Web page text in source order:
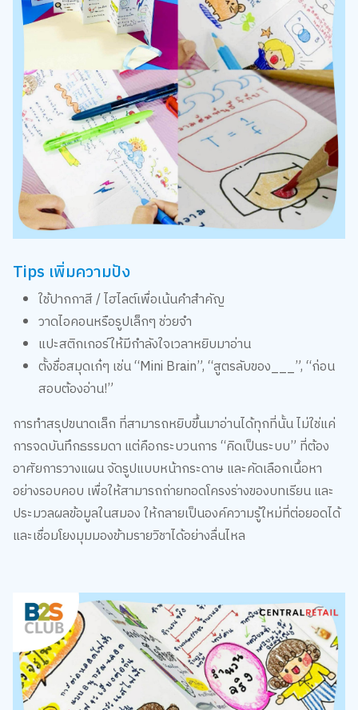
Tips เพิ่มความปัง
ใช้ปากกาสี / ไฮไลต์เพื่อเน้นคำสำคัญ
วาดไอคอนหรือรูปเล็กๆ ช่วยจำ
แปะสติกเกอร์ให้มีกำลังใจเวลาหยิบมาอ่าน
ตั้งชื่อสมุดเก๋ๆ เช่น “Mini Brain”, “สูตรลับของ___”, “ก่อน
สอบต้องอ่าน!”
การทำสรุปขนาดเล็ก ที่สามารถหยิบขึ้นมาอ่านได้ทุกที่นั้น ไม่ใช่แค่
การจดบันทึกธรรมดา แต่คือกระบวนการ “คิดเป็นระบบ” ที่ต้อง
อาศัยการวางแผน จัดรูปแบบหน้ากระดาษ และคัดเลือกเนื้อหา
อย่างรอบคอบ เพื่อให้สามารถถ่ายทอดโครงร่างของบทเรียน และ
ประมวลผลข้อมูลในสมอง ให้กลายเป็นองค์ความรู้ใหม่ที่ต่อยอดได้
และเชื่อมโยงมุมมองข้ามรายวิชาได้อย่างลื่นไหล